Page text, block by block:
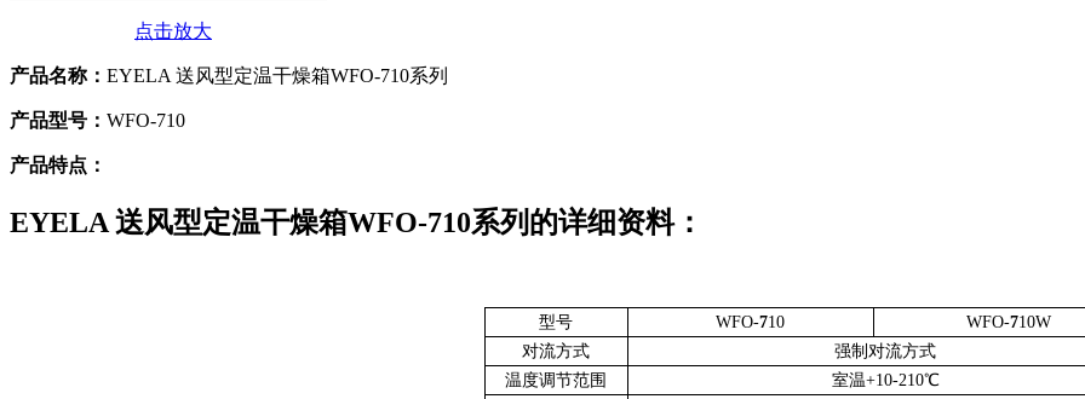
点击放大
产品名称： EYELA 送风型定温干燥箱WFO-710系列
产品型号： WFO-710
产品特点：
EYELA 送风型定温干燥箱WFO-710系列 的详细资料：
型号 WFO-710 WFO-710W
对流方式
强制对流方式
温度调节范围
室温+10-210℃